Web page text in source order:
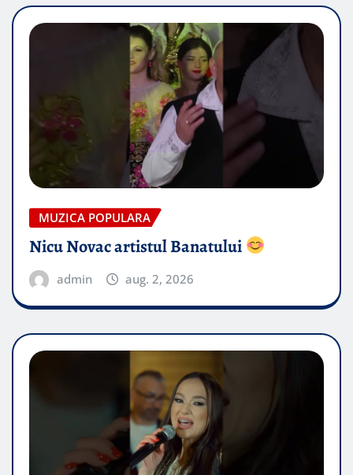
MUZICA POPULARA
Nicu Novac artistul Banatului
admin aug. 2, 2026